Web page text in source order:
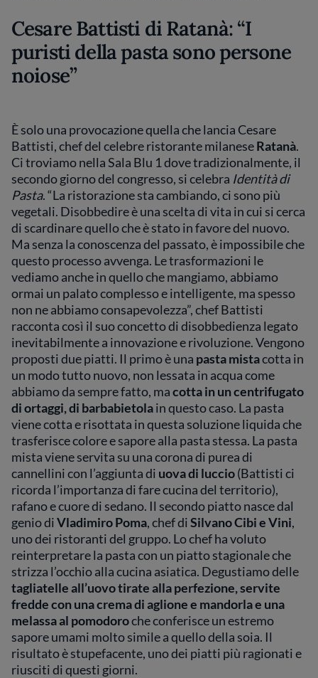
Cesare Battisti di Ratanà: “I
puristi della pasta sono persone
noiose”
È solo una provocazione quella che lancia Cesare
Battisti, chef del celebre ristorante milaneseRatanà.
Ci troviamo nella Sala Blu 1 dove tradizionalmente, il
secondo giorno del congresso, si celebra Identità di
Pasta. “La ristorazione sta cambiando, ci sono più
vegetali. Disobbedire è una scelta di vita in cui si cerca
di scardinare quello che è stato in favore del nuovo.
Ma senza la conoscenza del passato, è impossibile che
questo processo avvenga. Le trasformazioni le
vediamo anche in quello che mangiamo, abbiamo
ormai un palato complesso e intelligente, ma spesso
non ne abbiamo consapevolezza”, chef Battisti
racconta così il suo concetto di disobbedienza legato
inevitabilmente a innovazione e rivoluzione. Vengono
proposti due piatti. Il primo è una pasta mistacotta in
un modo tutto nuovo, non lessata in acqua come
abbiamo da sempre fatto, macotta in un centrifugato
di ortaggi, di barbabietolain questo caso. La pasta
viene cotta e risottata in questa soluzione liquida che
trasferisce colore e sapore alla pasta stessa. La pasta
mista viene servita su una corona di purea di
cannellini con l’aggiunta di uova di luccio(Battisti ci
ricorda l’importanza di fare cucina del territorio),
rafano e cuore di sedano. Il secondo piatto nasce dal
genio diVladimiro Poma, chef diSilvano Cibi e Vini,
uno dei ristoranti del gruppo. Lo chef ha voluto
reinterpretare la pasta con un piatto stagionale che
strizza l’occhio alla cucina asiatica. Degustiamo delle
tagliatelle all’uovo tirate alla perfezione, servite
fredde con una crema di aglione e mandorla e una
melassa al pomodoroche conferisce un estremo
sapore umami molto simile a quello della soia. Il
risultato è stupefacente, uno dei piatti più ragionati e
riusciti di questi giorni.